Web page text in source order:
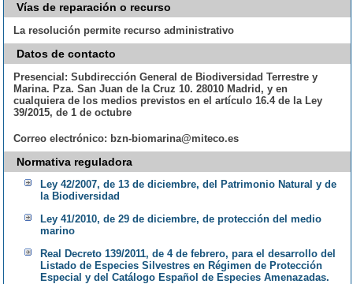
Vías de reparación o recurso
La resolución permite recurso administrativo
Datos de contacto
Presencial: Subdirección General de Biodiversidad Terrestre y
Marina. Pza. San Juan de la Cruz 10. 28010 Madrid, y en
cualquiera de los medios previstos en el artículo 16.4 de la Ley
39/2015, de 1 de octubre
Correo electrónico: bzn-biomarina@miteco.es
Normativa reguladora
Ley 42/2007, de 13 de diciembre, del Patrimonio Natural y de
la Biodiversidad
Ley 41/2010, de 29 de diciembre, de protección del medio
marino
Real Decreto 139/2011, de 4 de febrero, para el desarrollo del
Listado de Especies Silvestres en Régimen de Protección
Especial y del Catálogo Español de Especies Amenazadas.